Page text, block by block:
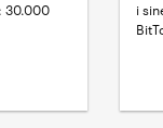
30.000
i